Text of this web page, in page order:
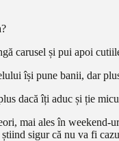
carusel și pui apoi
își pune banii, dar
dacă îți aduc și ție
mai ales în
sigur că nu va fi